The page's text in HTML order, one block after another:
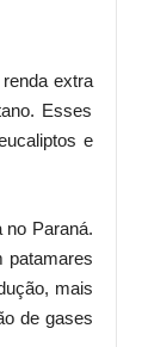
extra
Esses
e
no Paraná.
patamares
mais
de gases